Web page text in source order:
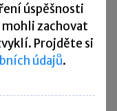
je I. čtvrtletí),
je II. čtvrtletí),
je III. čtvrtletí)
úspěšnosti
mohli zachovat
Projděte si
údajů.